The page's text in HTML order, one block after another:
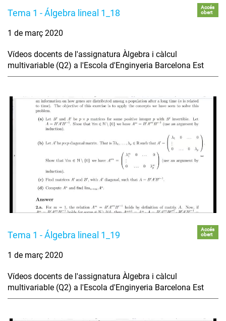
Tema 1 - Álgebra lineal 1_18
Accés
obert
1 de març 2020
Vídeos docents de l'assignatura Àlgebra i càlcul
multivariable (Q2) a l'Escola d'Enginyeria Barcelona Est
Tema 1 - Álgebra lineal 1_19
Accés
obert
1 de març 2020
Vídeos docents de l'assignatura Àlgebra i càlcul
multivariable (Q2) a l'Escola d'Enginyeria Barcelona Est